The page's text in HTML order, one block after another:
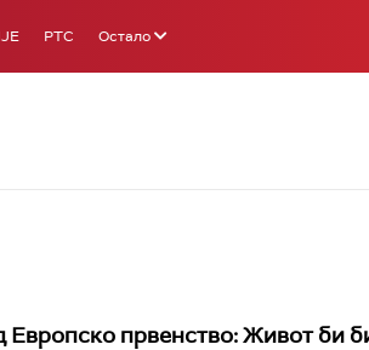
РТС Остало
Европско првенство: Живот би